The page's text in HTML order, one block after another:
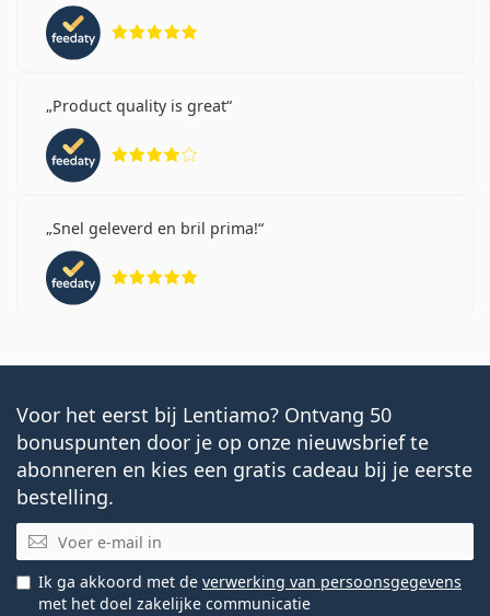
Product quality is great
Snel geleverd en bril prima!
Voor het eerst bij Lentiamo? Ontvang 50
bonuspunten door je op onze nieuwsbrief te
abonneren en kies een gratis cadeau bij je eerste
bestelling.
E-mail
Ik ga akkoord met de verwerking van persoonsgegevens
met het doel zakelijke communicatie